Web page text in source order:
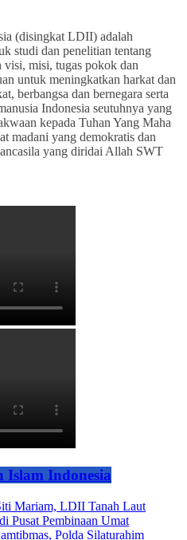
(disingkat LDII) adalah
studi dan penelitian tentang
visi, misi, tugas pokok dan
untuk meningkatkan harkat dan
berbangsa dan bernegara serta
Indonesia seutuhnya yang
kepada Tuhan Yang Maha
madani yang demokratis dan
yang diridai Allah SWT
Islam Indonesia
Mariam, LDII Tanah Laut
Pusat Pembinaan Umat
Polda Silaturahim